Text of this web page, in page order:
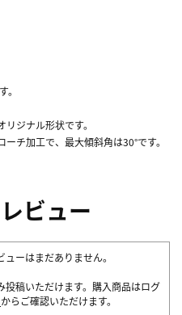
ジナル形状です。
チ加工で、最大傾斜角は30°です。
ビュー
ーはまだありません。
投稿いただけます。購入商品はログ
からご確認いただけます。